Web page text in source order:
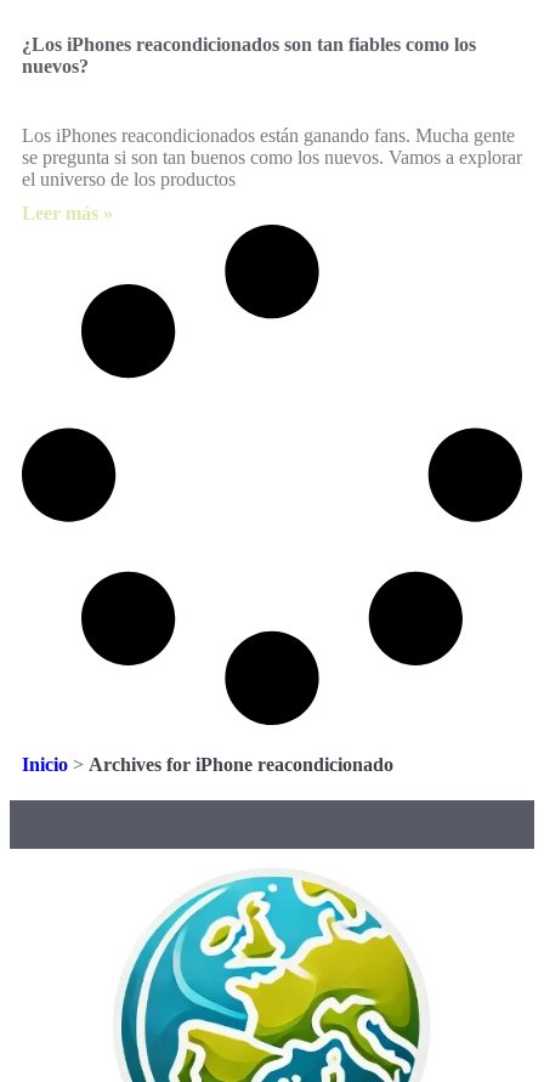
¿Los iPhones reacondicionados son tan fiables como los
nuevos?
Los iPhones reacondicionados están ganando fans. Mucha gente
se pregunta si son tan buenos como los nuevos. Vamos a explorar
el universo de los productos
Leer más »
Inicio > Archives for iPhone reacondicionado